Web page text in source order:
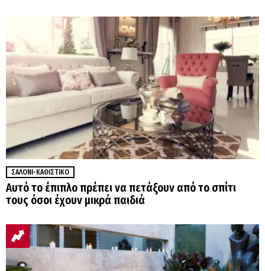
ΣΑΛΌΝΙ-ΚΑΘΙΣΤΙΚΌ
Αυτό το έπιπλο πρέπει να πετάξουν από το σπίτι
τους όσοι έχουν μικρά παιδιά